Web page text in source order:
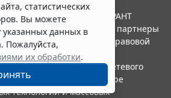
статистических
Вы можете
указанных данных в
Пожалуйста,
их обработки.
2026. Система ГАРАНТ
Компания "Гарант" и ее партнеры
Российской ассоциации правовой
в качестве сетевого
службой по надзору в сфере
технологий и массовых